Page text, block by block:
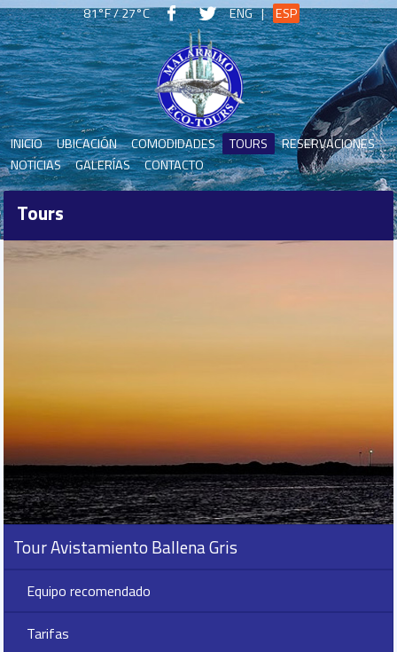
81°F / 27°C ENG | ESP
INICIO UBICACIÓN COMODIDADES TOURS
RESERVACIONES
NOTICIAS
GALERÍAS CONTACTO
Tours
Tour Avistamiento Ballena Gris
Equipo recomendado
Tarifas